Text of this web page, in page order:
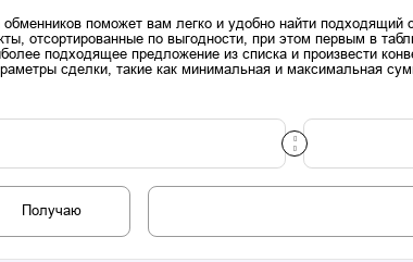
поможет вам легко и удобно найти подходящий
отсортированные по выгодности, при этом первым в
подходящее предложение из списка и произвести
сделки, такие как минимальная и максимальная
Получаю